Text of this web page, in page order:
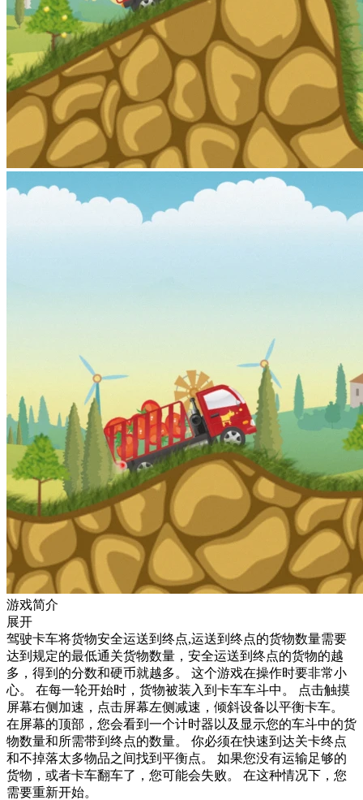
游戏简介
展开
驾驶卡车将货物安全运送到终点,运送到终点的货物数量需要
达到规定的最低通关货物数量，安全运送到终点的货物的越
多，得到的分数和硬币就越多。 这个游戏在操作时要非常小
心。 在每一轮开始时，货物被装入到卡车车斗中。 点击触摸
屏幕右侧加速，点击屏幕左侧减速，倾斜设备以平衡卡车。
在屏幕的顶部，您会看到一个计时器以及显示您的车斗中的货
物数量和所需带到终点的数量。 你必须在快速到达关卡终点
和不掉落太多物品之间找到平衡点。 如果您没有运输足够的
货物，或者卡车翻车了，您可能会失败。 在这种情况下，您
需要重新开始。